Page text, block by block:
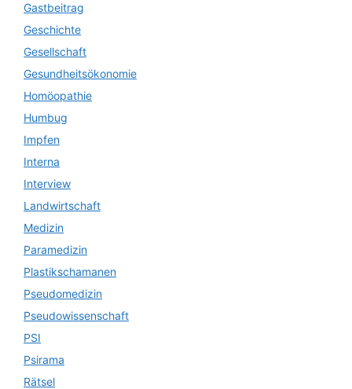
Gastbeitrag
Geschichte
Gesellschaft
Gesundheitsökonomie
Homöopathie
Humbug
Impfen
Interna
Interview
Landwirtschaft
Medizin
Paramedizin
Plastikschamanen
Pseudomedizin
Pseudowissenschaft
PSI
Psirama
Rätsel